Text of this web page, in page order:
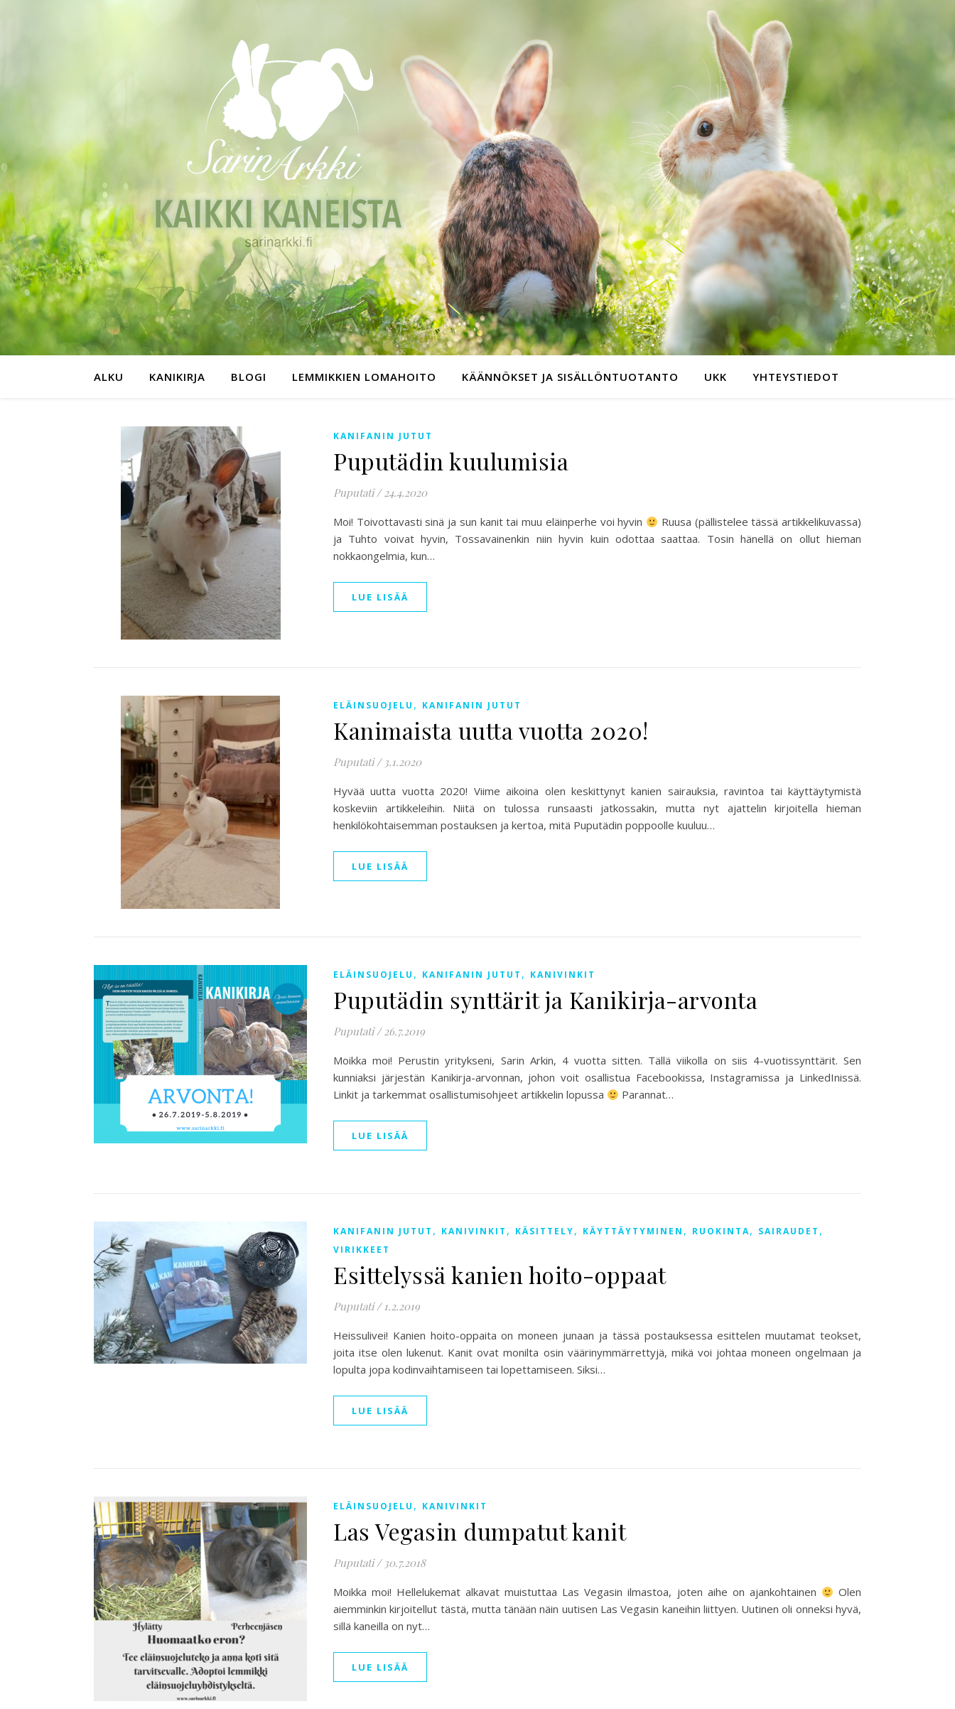
ALKU KANIKIRJA BLOGI LEMMIKKIEN LOMAHOITO KÄÄNNÖKSET JA SISÄLLÖNTUOTANTO UKK YHTEYSTIEDOT
KANIFANIN JUTUT
Puputädin kuulumisia
Puputati / 24.4.2020
Moi! Toivottavasti sinä ja sun kanit tai muu eläinperhe voi hyvin
Ruusa (pällistelee tässä artikkelikuvassa)
ja Tuhto voivat hyvin, Tossavainenkin niin hyvin kuin odottaa saattaa. Tosin hänellä on ollut hieman
nokkaongelmia, kun…
LUE LISÄÄ
ELÄINSUOJELU , KANIFANIN JUTUT
Kanimaista uutta vuotta 2020!
Puputati / 3.1.2020
Hyvää uutta vuotta 2020! Viime aikoina olen keskittynyt kanien sairauksia, ravintoa tai käyttäytymistä
koskeviin artikkeleihin. Niitä on tulossa runsaasti jatkossakin, mutta nyt ajattelin kirjoitella hieman
henkilökohtaisemman postauksen ja kertoa, mitä Puputädin poppoolle kuuluu…
LUE LISÄÄ
ELÄINSUOJELU , KANIFANIN JUTUT , KANIVINKIT
Puputädin synttärit ja Kanikirja-arvonta
Puputati / 26.7.2019
Moikka moi! Perustin yritykseni, Sarin Arkin, 4 vuotta sitten. Tällä viikolla on siis 4-vuotissynttärit. Sen
kunniaksi järjestän Kanikirja-arvonnan, johon voit osallistua Facebookissa, Instagramissa ja LinkedInissä.
Linkit ja tarkemmat osallistumisohjeet artikkelin lopussa
Parannat…
LUE LISÄÄ
KANIFANIN JUTUT , KANIVINKIT , KÄSITTELY, KÄYTTÄYTYMINEN , RUOKINTA, SAIRAUDET ,
VIRIKKEET
Esittelyssä kanien hoito-oppaat
Puputati / 1.2.2019
Heissulivei! Kanien hoito-oppaita on moneen junaan ja tässä postauksessa esittelen muutamat teokset,
joita itse olen lukenut. Kanit ovat monilta osin väärinymmärrettyjä, mikä voi johtaa moneen ongelmaan ja
lopulta jopa kodinvaihtamiseen tai lopettamiseen. Siksi…
LUE LISÄÄ
ELÄINSUOJELU , KANIVINKIT
Las Vegasin dumpatut kanit
Puputati / 30.7.2018
Moikka moi! Hellelukemat alkavat muistuttaa Las Vegasin ilmastoa, joten aihe on ajankohtainen
Olen
aiemminkin kirjoitellut tästä, mutta tänään näin uutisen Las Vegasin kaneihin liittyen. Uutinen oli onneksi hyvä,
sillä kaneilla on nyt…
LUE LISÄÄ